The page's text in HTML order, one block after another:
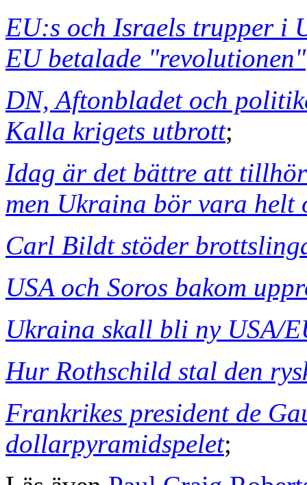
EU:s och Israels trupper i
EU betalade "revolutionen"
DN, Aftonbladet och
Kalla krigets utbrott;
Idag är det bättre att
men Ukraina bör vara helt
Carl Bildt stöder
USA och Soros bakom
Ukraina skall bli ny USA/
Hur Rothschild stal den
Frankrikes president de
dollarpyramidspelet;